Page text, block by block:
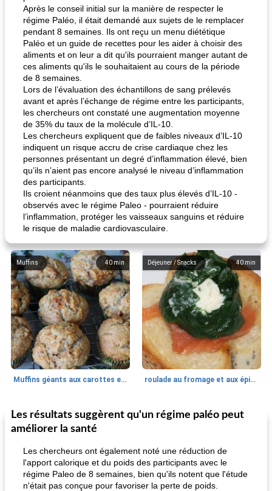
Après le conseil initial sur la manière de respecter le
régime Paléo, il était demandé aux sujets de le remplacer
pendant 8 semaines. Ils ont reçu un menu diététique
Paléo et un guide de recettes pour les aider à choisir des
aliments et on leur a dit qu'ils pourraient manger autant de
ces aliments qu'ils le souhaitaient au cours de la période
de 8 semaines.
Lors de l’évaluation des échantillons de sang prélevés
avant et après l’échange de régime entre les participants,
les chercheurs ont constaté une augmentation moyenne
de 35% du taux de la molécule d’IL-10.
Les chercheurs expliquent que de faibles niveaux d’IL-10
indiquent un risque accru de crise cardiaque chez les
personnes présentant un degré d’inflammation élevé, bien
qu’ils n’aient pas encore analysé le niveau d’inflammation
des participants.
Ils croient néanmoins que des taux plus élevés d’IL-10 -
observés avec le régime Paleo - pourraient réduire
l’inflammation, protéger les vaisseaux sanguins et réduire
le risque de maladie cardiovasculaire.
40 min
Muffins
Muffins géants aux carottes et à la banane de Nif
40 min
Déjeuner / Snacks
roulade au fromage et aux épinards
30min
Marques de confiance: recettes et
55min
Viande et volaille
Les résultats suggèrent qu'un régime paléo peut
améliorer la santé
Les chercheurs ont également noté une réduction de
l'apport calorique et du poids des participants avec le
régime Paleo de 8 semaines, bien qu'ils notent que l'étude
n'était pas conçue pour favoriser la perte de poids.